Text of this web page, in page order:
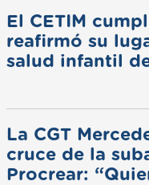
El CETIM
reafirmó su
salud infantil
La CGT
cruce de la
Procrear: